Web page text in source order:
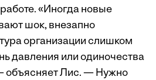
«Иногда новые
шок, внезапно
организации слишком
давления или одиночества
объясняет Лис. — Нужно